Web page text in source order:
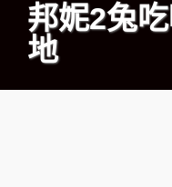
邦妮2兔
地